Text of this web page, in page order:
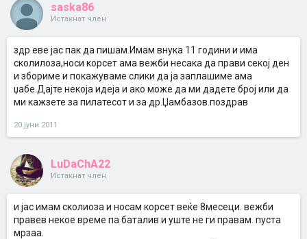
saska86
Истакнат член
здр еве јас пак да пишам.Имам внука 11 години и има
сколилоза,носи корсет ама вежби несака да прави секој ден
и збориме и покажуваме слики да ја заплашиме ама
џабе.Дајте некоја идеја и ако може да ми дадете број или да
ми кажзете за пилатесот и за др.Џамбазов.поздрав
20 јуни 2011
LuDaChA22
Истакнат член
и јас имам сколиоза и носам корсет веќе 8месеци. вежби
правев некое време па баталив и уште не ги правам. пуста
мрзаа.